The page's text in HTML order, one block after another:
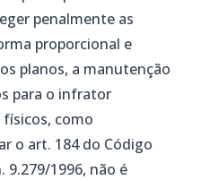
penalmente as
proporcional e
planos, a manutenção
para o infrator
como
o art. 184 do Código
9.279/1996, não é